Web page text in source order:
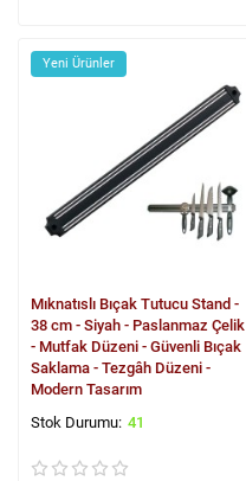
Yeni Ürünler
Mıknatıslı Bıçak Tutucu Stand -
38 cm - Siyah - Paslanmaz Çelik
- Mutfak Düzeni - Güvenli Bıçak
Saklama - Tezgâh Düzeni -
Modern Tasarım
41